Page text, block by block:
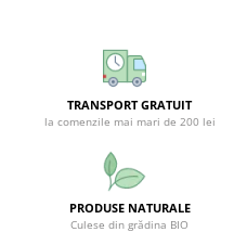
SUPLIMENTE IMUNITATE
COSMETICE FAȚĂ
FOOD SEMINȚE- OLEAGINOASE
ULEIURI
TRANSPORT GRATUIT
la comenzile mai mari de 200 lei
PRODUSE NATURALE
Culese din grădina BIO